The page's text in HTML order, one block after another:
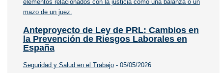
Anteproyecto de Ley de PRL: Cambios en
la Prevención de Riesgos Laborales en
España
Seguridad y Salud en el Trabajo- 05/05/2026